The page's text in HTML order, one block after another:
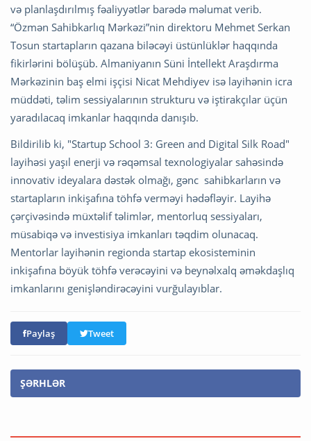
və planlaşdırılmış fəaliyyətlər barədə məlumat verib.
“Özmən Sahibkarlıq Mərkəzi”nin direktoru Mehmet Serkan
Tosun startapların qazana biləcəyi üstünlüklər haqqında
fikirlərini bölüşüb. Almaniyanın Süni İntellekt Araşdırma
Mərkəzinin baş elmi işçisi Nicat Mehdiyev isə layihənin icra
müddəti, təlim sessiyalarının strukturu və iştirakçılar üçün
yaradılacaq imkanlar haqqında danışıb.
Bildirilib ki, "Startup School 3: Green and Digital Silk Road"
layihəsi yaşıl enerji və rəqəmsal texnologiyalar sahəsində
innovativ ideyalara dəstək olmağı, gənc sahibkarların və
startapların inkişafına töhfə verməyi hədəfləyir. Layihə
çərçivəsində müxtəlif təlimlər, mentorluq sessiyaları,
müsabiqə və investisiya imkanları təqdim olunacaq.
Mentorlar layihənin regionda startap ekosisteminin
inkişafına böyük töhfə verəcəyini və beynəlxalq əməkdaşlıq
imkanlarını genişləndirəcəyini vurğulayıblar.
Paylaş Tweet
ŞƏRHLƏR